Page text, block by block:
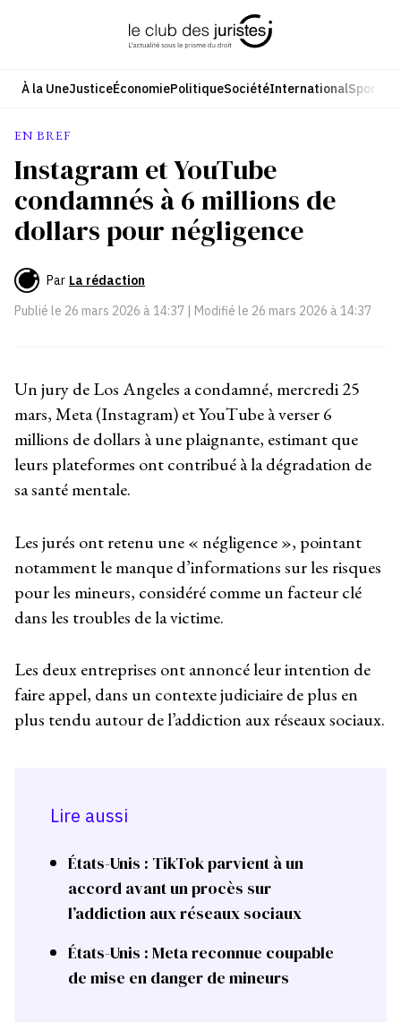
À la UneJusticeÉconomiePolitiqueSociétéInternationalSport
EN BREF
Instagram et YouTube
condamnés à 6 millions de
dollars pour négligence
Par La rédaction
Publié le 26 mars 2026 à 14:37 | Modifié le 26 mars 2026 à 14:37
Un jury de Los Angeles a condamné, mercredi 25
mars, Meta (Instagram) et YouTube à verser 6
millions de dollars à une plaignante, estimant que
leurs plateformes ont contribué à la dégradation de
sa santé mentale.
Les jurés ont retenu une « négligence », pointant
notamment le manque d’informations sur les risques
pour les mineurs, considéré comme un facteur clé
dans les troubles de la victime.
Les deux entreprises ont annoncé leur intention de
faire appel, dans un contexte judiciaire de plus en
plus tendu autour de l’addiction aux réseaux sociaux.
Lire aussi
États-Unis : TikTok parvient à un
accord avant un procès sur
l’addiction aux réseaux sociaux
États-Unis : Meta reconnue coupable
de mise en danger de mineurs